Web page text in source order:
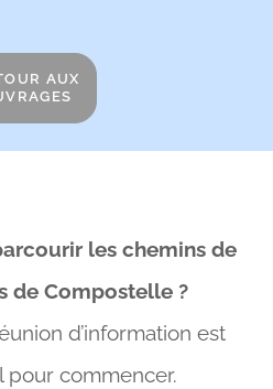
AUX
les chemins de
de Compostelle ?
d’information est
pour commencer.